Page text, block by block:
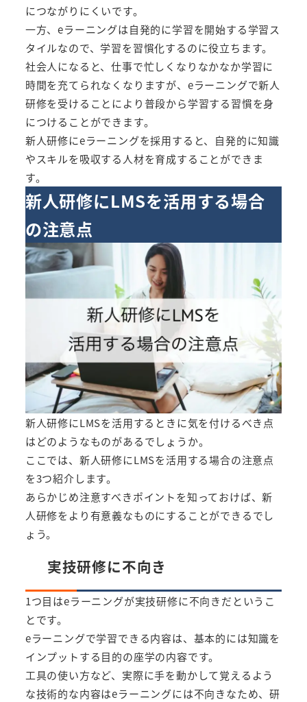
につながりにくいです。
一方、eラーニングは自発的に学習を開始する学習ス
タイルなので、学習を習慣化するのに役立ちます。
社会人になると、仕事で忙しくなりなかなか学習に
時間を充てられなくなりますが、eラーニングで新人
研修を受けることにより普段から学習する習慣を身
につけることができます。
新人研修にeラーニングを採用すると、自発的に知識
やスキルを吸収する人材を育成することができま
す。
新人研修にLMSを活用する場合
の注意点
新人研修にLMSを活用するときに気を付けるべき点
はどのようなものがあるでしょうか。
ここでは、新人研修にLMSを活用する場合の注意点
を3つ紹介します。
あらかじめ注意すべきポイントを知っておけば、新
人研修をより有意義なものにすることができるでし
ょう。
実技研修に不向き
1つ目はeラーニングが実技研修に不向きだというこ
とです。
eラーニングで学習できる内容は、基本的には知識を
インプットする目的の座学の内容です。
工具の使い方など、実際に手を動かして覚えるよう
な技術的な内容はeラーニングには不向きなため、研